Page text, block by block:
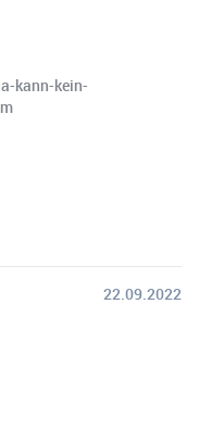
kann-kein-
22.09.2022